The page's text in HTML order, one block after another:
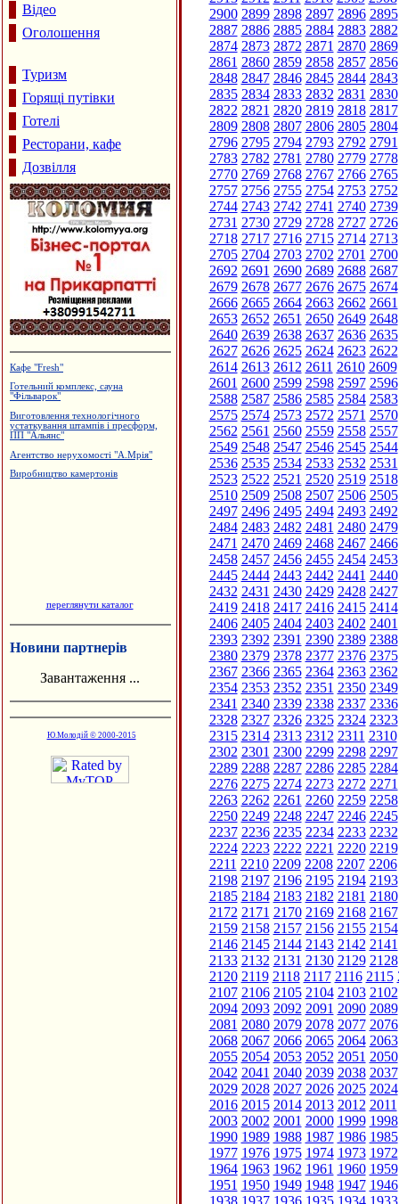
Відео
Оголошення
Туризм
Горящі путівки
Готелі
Ресторани, кафе
Дозвілля
Салон-магазин "Coffe-inn"
Виробництво солоду, ВАТ
"Дятьківці"
Гуртовня канцтоварів
Вироби з нержавіючої сталі
Інтернет-кафе "OXY"
переглянути каталог
Новини партнерів
Завантаження ...
Ю.Молодій © 2000-2015
2900 2899 2898 2897 2896 2895
2887 2886 2885 2884 2883 2882
2874 2873 2872 2871 2870 2869
2861 2860 2859 2858 2857 2856
2848 2847 2846 2845 2844 2843
2835 2834 2833 2832 2831 2830
2822 2821 2820 2819 2818 2817
2809 2808 2807 2806 2805 2804
2796 2795 2794 2793 2792 2791
2783 2782 2781 2780 2779 2778
2770 2769 2768 2767 2766 2765
2757 2756 2755 2754 2753 2752
2744 2743 2742 2741 2740 2739
2731 2730 2729 2728 2727 2726
2718 2717 2716 2715 2714 2713
2705 2704 2703 2702 2701 2700
2692 2691 2690 2689 2688 2687
2679 2678 2677 2676 2675 2674
2666 2665 2664 2663 2662 2661
2653 2652 2651 2650 2649 2648
2640 2639 2638 2637 2636 2635
2627 2626 2625 2624 2623 2622
2614 2613 2612 2611 2610 2609
2601 2600 2599 2598 2597 2596
2588 2587 2586 2585 2584 2583
2575 2574 2573 2572 2571 2570
2562 2561 2560 2559 2558 2557
2549 2548 2547 2546 2545 2544
2536 2535 2534 2533 2532 2531
2523 2522 2521 2520 2519 2518
2510 2509 2508 2507 2506 2505
2497 2496 2495 2494 2493 2492
2484 2483 2482 2481 2480 2479
2471 2470 2469 2468 2467 2466
2458 2457 2456 2455 2454 2453
2445 2444 2443 2442 2441 2440
2432 2431 2430 2429 2428 2427
2419 2418 2417 2416 2415 2414
2406 2405 2404 2403 2402 2401
2393 2392 2391 2390 2389 2388
2380 2379 2378 2377 2376 2375
2367 2366 2365 2364 2363 2362
2354 2353 2352 2351 2350 2349
2341 2340 2339 2338 2337 2336
2328 2327 2326 2325 2324 2323
2315 2314 2313 2312 2311 2310
2302 2301 2300 2299 2298 2297
2289 2288 2287 2286 2285 2284
2276 2275 2274 2273 2272 2271
2263 2262 2261 2260 2259 2258
2250 2249 2248 2247 2246 2245
2237 2236 2235 2234 2233 2232
2224 2223 2222 2221 2220 2219
2211 2210 2209 2208 2207 2206
2198 2197 2196 2195 2194 2193
2185 2184 2183 2182 2181 2180
2172 2171 2170 2169 2168 2167
2159 2158 2157 2156 2155 2154
2146 2145 2144 2143 2142 2141
2133 2132 2131 2130 2129 2128
2120 2119 2118 2117 2116 2115
2107 2106 2105 2104 2103 2102
2094 2093 2092 2091 2090 2089
2081 2080 2079 2078 2077 2076
2068 2067 2066 2065 2064 2063
2055 2054 2053 2052 2051 2050
2042 2041 2040 2039 2038 2037
2029 2028 2027 2026 2025 2024
2016 2015 2014 2013 2012 2011
2003 2002 2001 2000 1999 1998
1990 1989 1988 1987 1986 1985
1977 1976 1975 1974 1973 1972
1964 1963 1962 1961 1960 1959
1951 1950 1949 1948 1947 1946
1938 1937 1936 1935 1934 1933